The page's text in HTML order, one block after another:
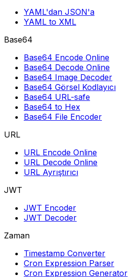
YAML'dan JSON'a
YAML to XML
Base64
Base64 Encode Online
Base64 Decode Online
Base64 Image Decoder
Base64 Görsel Kodlayıcı
Base64 URL-safe
Base64 to Hex
Base64 File Encoder
URL
URL Encode Online
URL Decode Online
URL Ayrıştırıcı
JWT
JWT Encoder
JWT Decoder
Zaman
Timestamp Converter
Cron Expression Parser
Cron Expression Generator